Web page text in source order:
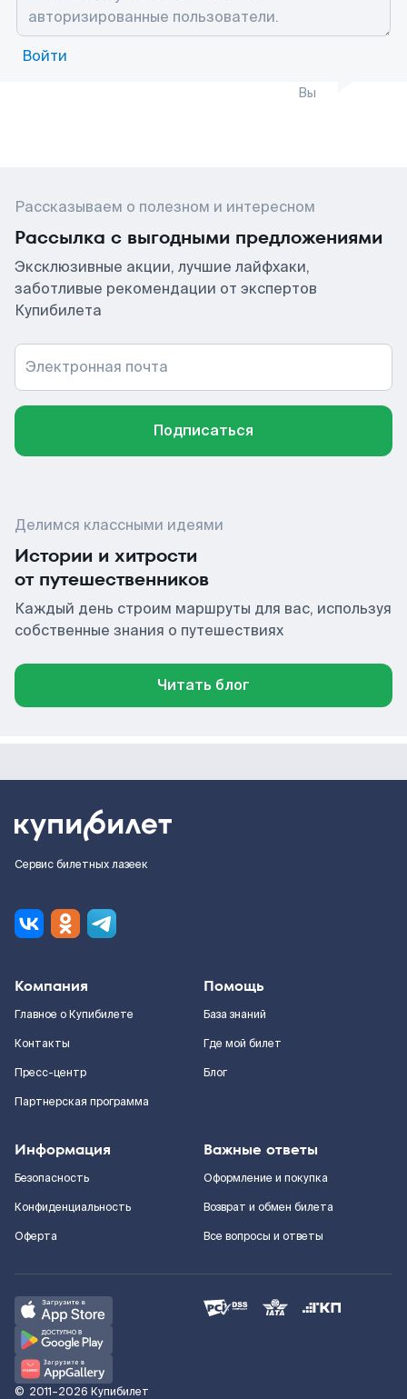
Войти
Вы
Рассказываем о полезном и интересном
Рассылка с выгодными предложениями
Эксклюзивные акции, лучшие лайфхаки,
заботливые рекомендации от экспертов
Купибилета
Электронная почта
Подписаться
Делимся классными идеями
Истории и хитрости
от путешественников
Каждый день строим маршруты для вас, используя
собственные знания о путешествиях
Читать блог
Сервис билетных лазеек
Компания
Главное о Купибилете
Контакты
Пресс-центр
Партнерская программа
Помощь
База знаний
Где мой билет
Блог
Информация
Безопасность
Конфиденциальность
Оферта
Важные ответы
Оформление и покупка
Возврат и обмен билета
Все вопросы и ответы
© 2011–2026 Купибилет